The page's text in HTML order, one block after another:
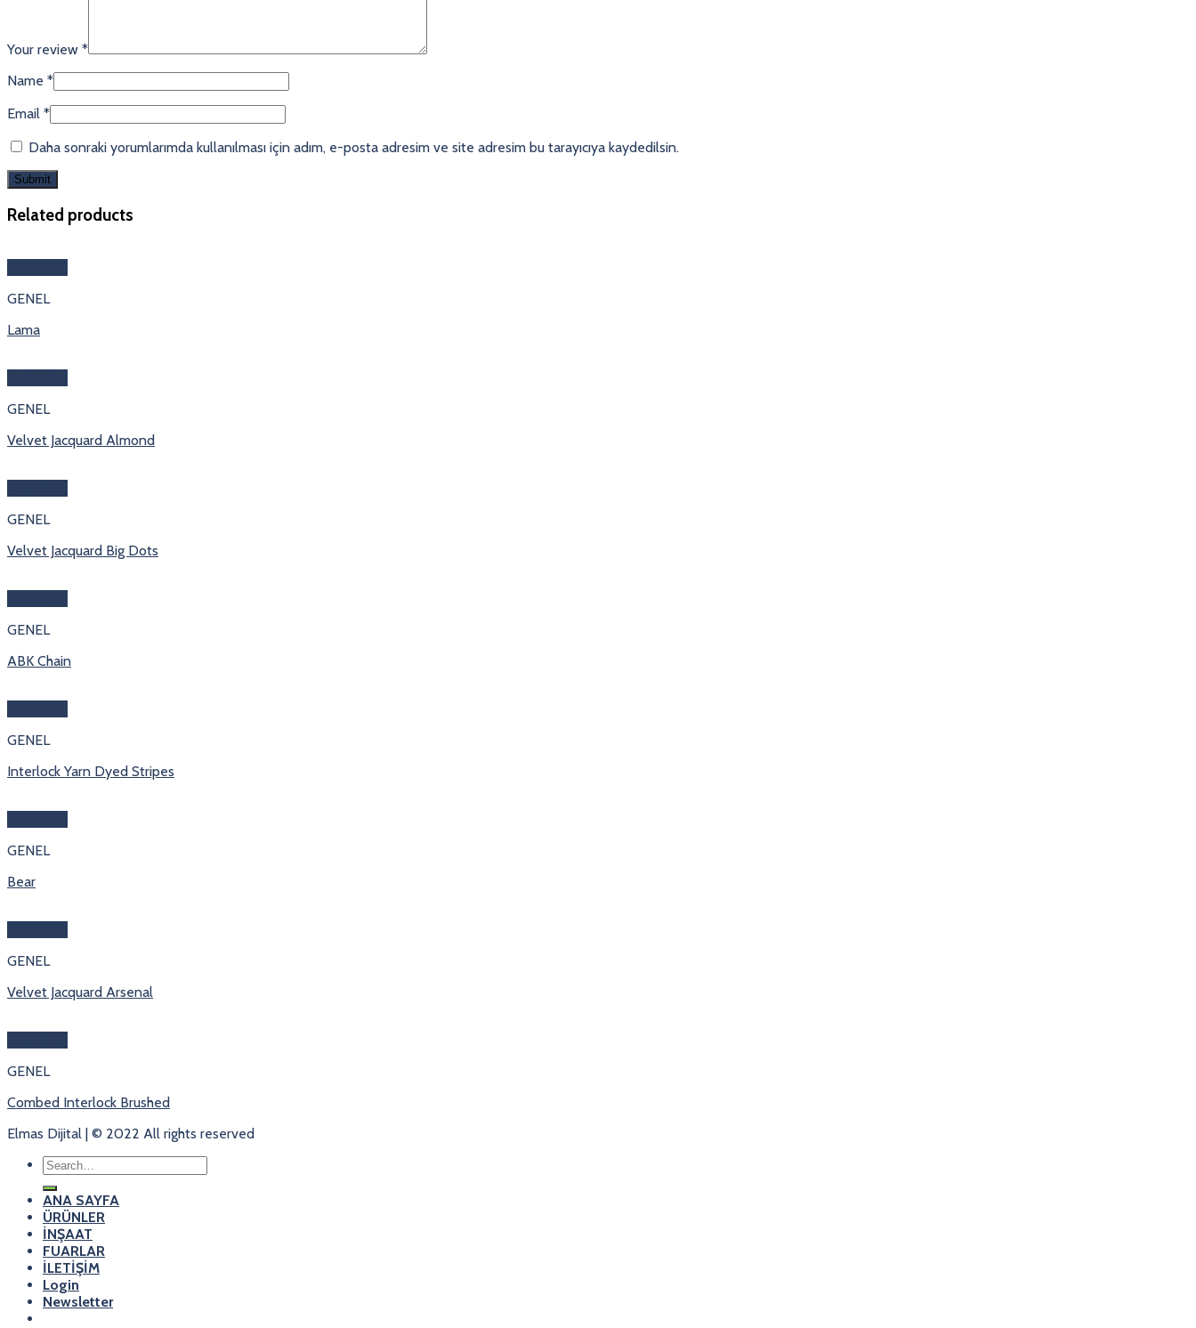
Your review *
Name *
Email *
Daha sonraki yorumlarımda kullanılması için adım, e-posta adresim ve site adresim bu tarayıcıya kaydedilsin.
Related products
GENEL
Lama
GENEL
Velvet Jacquard Almond
GENEL
Velvet Jacquard Big Dots
GENEL
ABK Chain
GENEL
Interlock Yarn Dyed Stripes
GENEL
Bear
GENEL
Velvet Jacquard Arsenal
GENEL
Combed Interlock Brushed
Elmas Dijital | © 2022 All rights reserved
Search
ANA SAYFA
ÜRÜNLER
İNŞAAT
FUARLAR
İLETİŞİM
Login
Newsletter